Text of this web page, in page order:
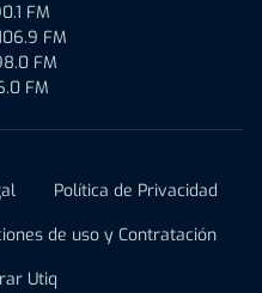
FM
FM
FM
FM
Política de Privacidad
de uso y Contratación
Utiq